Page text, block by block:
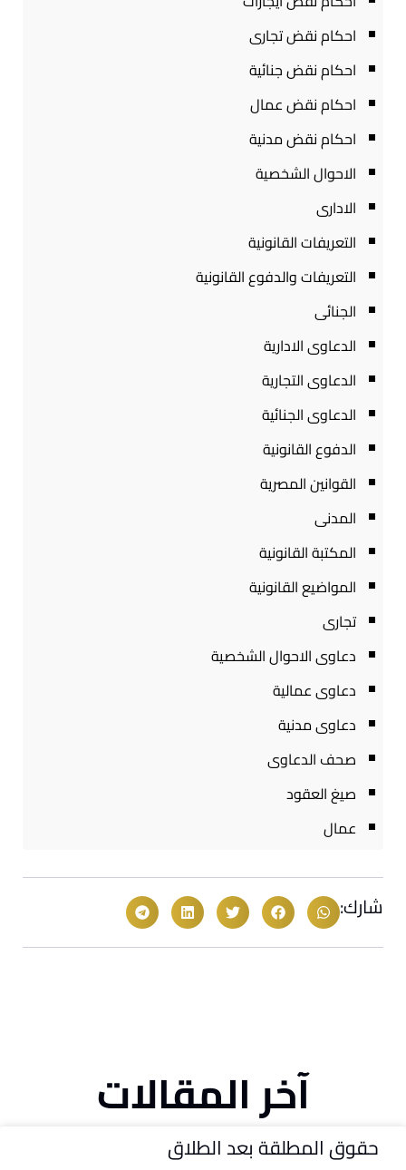
احكام نقض تجارى
احكام نقض جنائية
احكام نقض عمال
احكام نقض مدنية
الاحوال الشخصية
الادارى
التعريفات القانونية
التعريفات والدفوع القانونية
الجنائى
الدعاوى الادارية
الدعاوى التجارية
الدعاوى الجنائية
الدفوع القانونية
القوانين المصرية
المدنى
المكتبة القانونية
المواضيع القانونية
تجارى
دعاوى الاحوال الشخصية
دعاوى عمالية
دعاوى مدنية
صحف الدعاوى
صيغ العقود
عمال
شارك:
آخر المقالات
حقوق المطلقة بعد الطلاق